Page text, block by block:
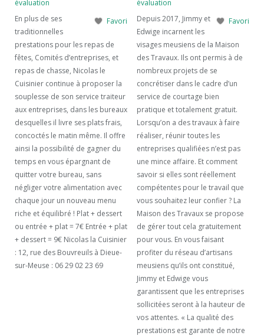
évaluation
Favori
En plus de ses
traditionnelles
prestations pour les repas de
fêtes, Comités d’entreprises, et
repas de chasse, Nicolas le
Cuisinier continue à proposer la
souplesse de son service traiteur
aux entreprises, dans les bureaux
desquelles il livre ses plats frais,
concoctés le matin même. Il offre
ainsi la possibilité de gagner du
temps en vous épargnant de
quitter votre bureau, sans
négliger votre alimentation avec
chaque jour un nouveau menu
riche et équilibré ! Plat + dessert
ou entrée + plat = 7€ Entrée + plat
+ dessert = 9€ Nicolas la Cuisinier
: 12, rue des Bouvreuils à Dieue-
sur-Meuse : 06 29 02 23 69
évaluation
Favori
Depuis 2017, Jimmy et
Edwige incarnent les
visages meusiens de la Maison
des Travaux. Ils ont permis à de
nombreux projets de se
concrétiser dans le cadre d’un
service de courtage bien
pratique et totalement gratuit.
Lorsqu’on a des travaux à faire
réaliser, réunir toutes les
entreprises qualifiées n’est pas
une mince affaire. Et comment
savoir si elles sont réellement
compétentes pour le travail que
vous souhaitez leur confier ? La
Maison des Travaux se propose
de gérer tout cela gratuitement
pour vous. En vous faisant
profiter du réseau d’artisans
meusiens qu’ils ont constitué,
Jimmy et Edwige vous
garantissent que les entreprises
sollicitées seront à la hauteur de
vos attentes. « La qualité des
prestations est garante de notre